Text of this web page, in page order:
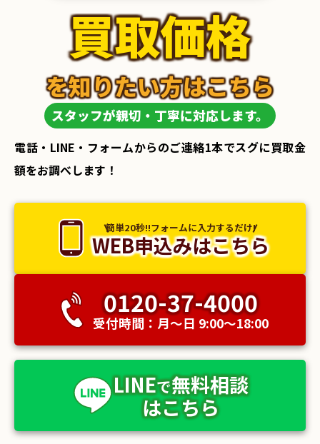
買取価格
スタッフが親切・丁寧に対応します。
を知りたい方はこちら
電話・LINE・フォームからのご連絡1本でスグに買取金
額をお調べします！
簡単20秒!!フォームに入力するだけ!
WEB申込みはこちら
0120-37-4000
受付時間：月〜日 9:00〜18:00
LINEで無料相談
はこちら